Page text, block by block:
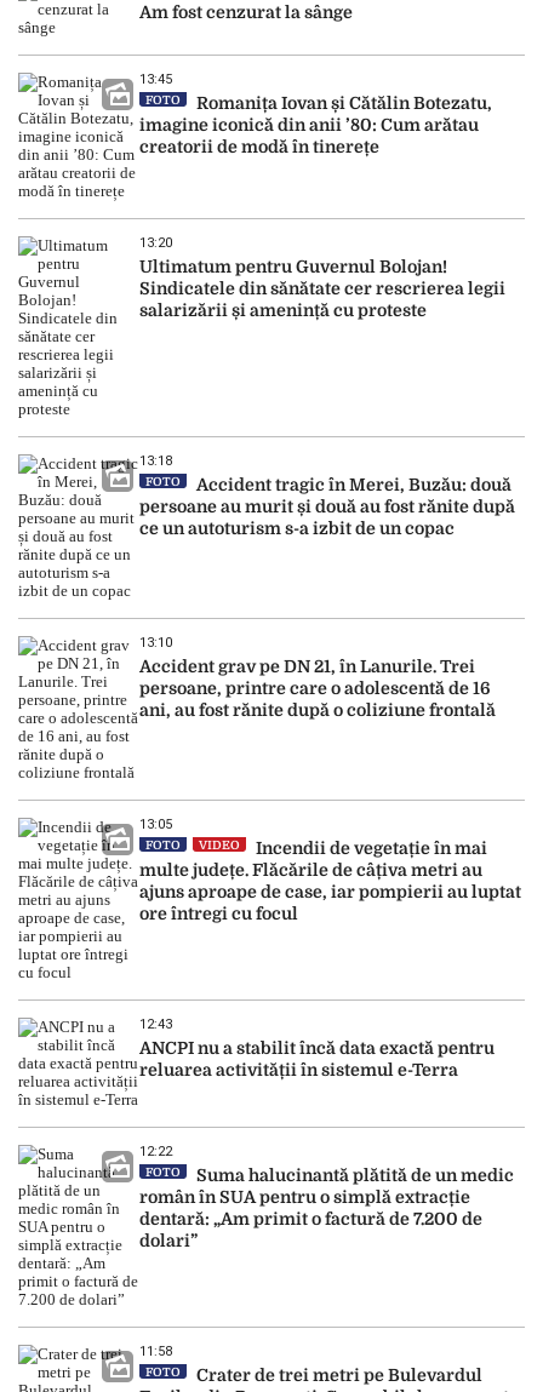
Am fost cenzurat la sânge
13:45
FOTO
Romanița Iovan și Cătălin Botezatu,
imagine iconică din anii ’80: Cum arătau
creatorii de modă în tinerețe
13:20
Ultimatum pentru Guvernul Bolojan!
Sindicatele din sănătate cer rescrierea legii
salarizării și amenință cu proteste
13:18
FOTO
Accident tragic în Merei, Buzău: două
persoane au murit și două au fost rănite după
ce un autoturism s-a izbit de un copac
13:10
Accident grav pe DN 21, în Lanurile. Trei
persoane, printre care o adolescentă de 16
ani, au fost rănite după o coliziune frontală
13:05
FOTO VIDEO
Incendii de vegetație în mai
multe județe. Flăcările de câțiva metri au
ajuns aproape de case, iar pompierii au luptat
ore întregi cu focul
12:43
ANCPI nu a stabilit încă data exactă pentru
reluarea activității în sistemul e-Terra
12:22
FOTO
Suma halucinantă plătită de un medic
român în SUA pentru o simplă extracție
dentară: „Am primit o factură de 7.200 de
dolari”
11:58
FOTO
Crater de trei metri pe Bulevardul